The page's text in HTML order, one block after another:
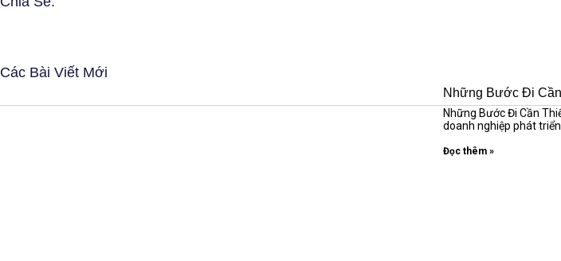
Các Bài Viết Mới
Những Bước Đi
Những Bước Đi Cần
doanh nghiệp phát triển
Đọc thêm »